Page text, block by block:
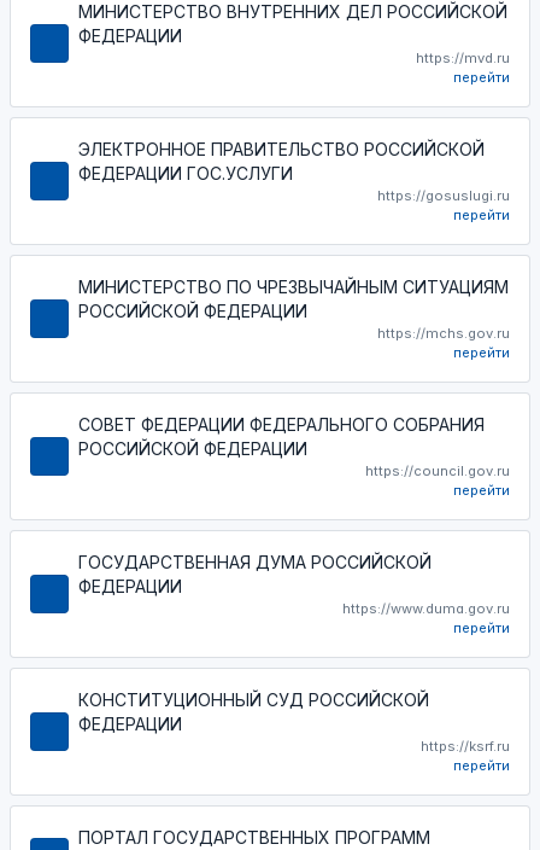
МИНИСТЕРСТВО ВНУТРЕННИХ ДЕЛ РОССИЙСКОЙ
ФЕДЕРАЦИИ
https://mvd.ru
перейти
ЭЛЕКТРОННОЕ ПРАВИТЕЛЬСТВО РОССИЙСКОЙ
ФЕДЕРАЦИИ ГОС.УСЛУГИ
https://gosuslugi.ru
перейти
МИНИСТЕРСТВО ПО ЧРЕЗВЫЧАЙНЫМ СИТУАЦИЯМ
РОССИЙСКОЙ ФЕДЕРАЦИИ
https://mchs.gov.ru
перейти
СОВЕТ ФЕДЕРАЦИИ ФЕДЕРАЛЬНОГО СОБРАНИЯ
РОССИЙСКОЙ ФЕДЕРАЦИИ
https://council.gov.ru
перейти
ГОСУДАРСТВЕННАЯ ДУМА РОССИЙСКОЙ
ФЕДЕРАЦИИ
https://www.duma.gov.ru
перейти
КОНСТИТУЦИОННЫЙ СУД РОССИЙСКОЙ
ФЕДЕРАЦИИ
https://ksrf.ru
перейти
ПОРТАЛ ГОСУДАРСТВЕННЫХ ПРОГРАММ